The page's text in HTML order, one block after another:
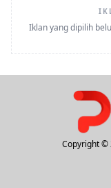
Iklan yang dipilih
Copyright ©